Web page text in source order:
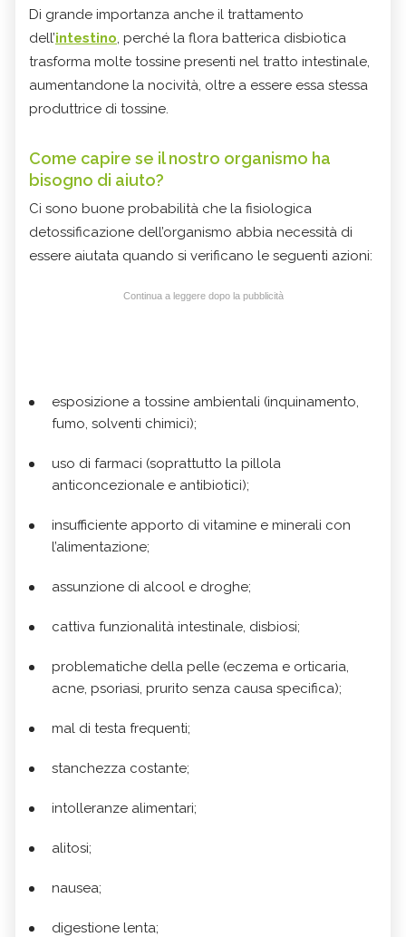
Di grande importanza anche il trattamento
dell’intestino, perché la flora batterica disbiotica
trasforma molte tossine presenti nel tratto intestinale,
aumentandone la nocività, oltre a essere essa stessa
produttrice di tossine.
Come capire se il nostro organismo ha
bisogno di aiuto?
Ci sono buone probabilità che la fisiologica
detossificazione dell’organismo abbia necessità di
essere aiutata quando si verificano le seguenti azioni:
Continua a leggere dopo la pubblicità
esposizione a tossine ambientali (inquinamento,
fumo, solventi chimici);
uso di farmaci (soprattutto la pillola
anticoncezionale e antibiotici);
insufficiente apporto di vitamine e minerali con
l’alimentazione;
assunzione di alcool e droghe;
cattiva funzionalità intestinale, disbiosi;
problematiche della pelle (eczema e orticaria,
acne, psoriasi, prurito senza causa specifica);
mal di testa frequenti;
stanchezza costante;
intolleranze alimentari;
alitosi;
nausea;
digestione lenta;